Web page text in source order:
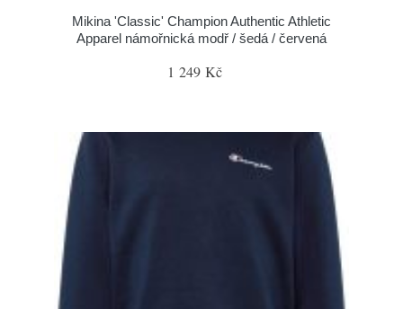
Mikina 'Classic' Champion Authentic Athletic
Apparel námořnická modř / šedá / červená
1 249 Kč